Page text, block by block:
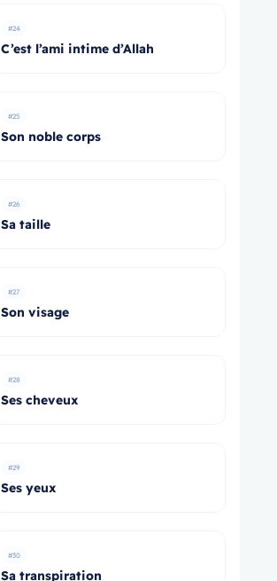
#24
C’est l’ami intime d’Allah
#25
Son noble corps
#26
Sa taille
#27
Son visage
#28
Ses cheveux
#29
Ses yeux
#30
Sa transpiration